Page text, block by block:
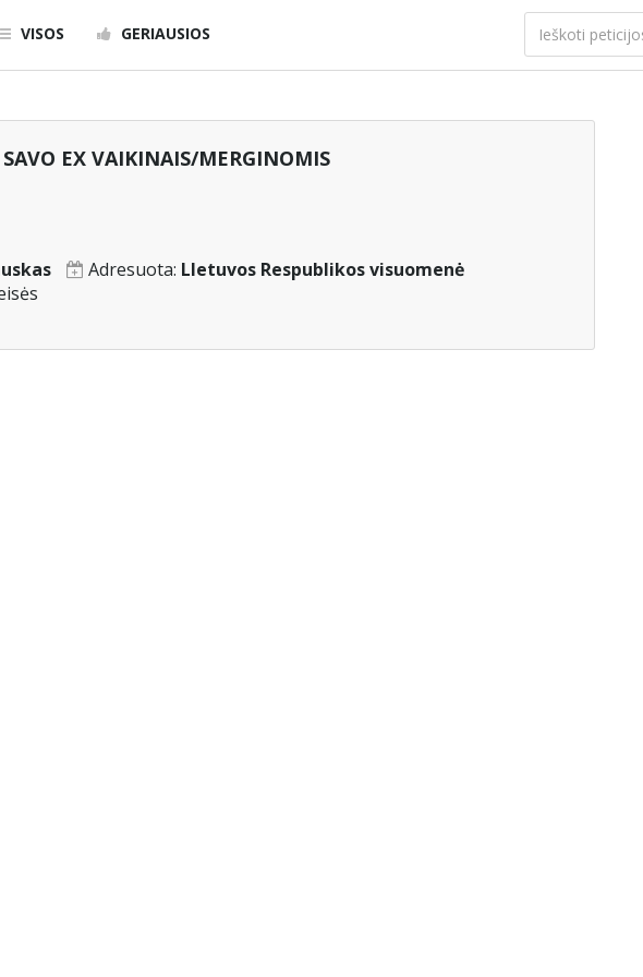
VISOS GERIAUSIOS
EX VAIKINAIS/MERGINOMIS
Adresuota: LIetuvos Respublikos visuomenė